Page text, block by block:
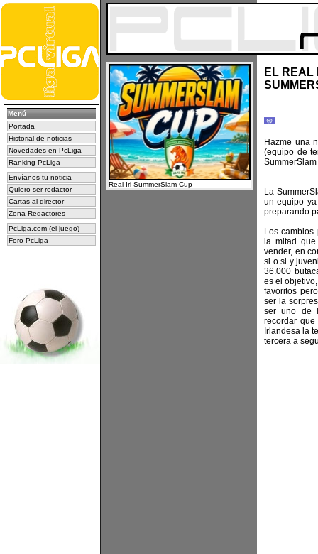
Menú
Portada
Historial de noticias
Novedades en PcLiga
Ranking PcLiga
Envíanos tu noticia
Quiero ser redactor
Cartas al director
Zona Redactores
PcLiga.com (el juego)
Foro PcLiga
Real Irl SummerSlam Cup
EL REAL
Hazme una
(equipo de
La
un equipo
preparando
Los
la mitad
vender, en
si o si y
36.000
es el
favoritos
ser la
ser uno de
recordar
Irlandesa la
tercera a